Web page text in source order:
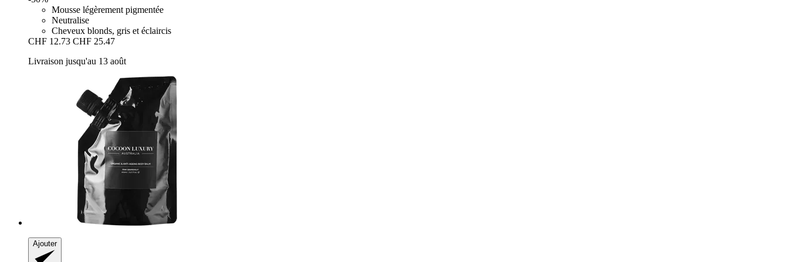
Mousse légèrement pigmentée
Neutralise
Cheveux blonds, gris et éclaircis
CHF 12.73 CHF 25.47
Livraison jusqu'au 13 août
Ajouter